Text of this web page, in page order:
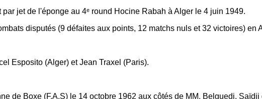
jet de l'éponge au 4ᵉ round Hocine Rabah à Alger le 4 juin 1949.
disputés (9 défaites aux points, 12 matchs nuls et 32 victoires) en
Esposito (Alger) et Jean Traxel (Paris).
de Boxe (F.A.S) le 14 octobre 1962 aux côtés de MM. Belguedj, Saïdji